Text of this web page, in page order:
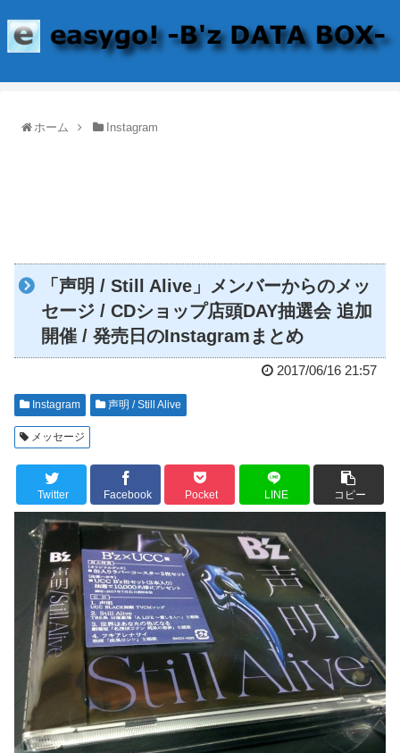
ホーム Instagram
「声明 / Still Alive」メンバーからのメッ
セージ / CDショップ店頭DAY抽選会 追加
開催 / 発売日のInstagramまとめ
2017/06/16 21:57
Instagram 声明 / Still Alive
メッセージ
Twitter Facebook Pocket LINE コピー